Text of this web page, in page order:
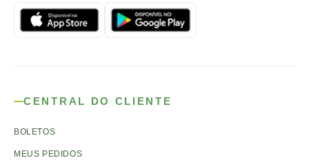
CENTRAL DO CLIENTE
BOLETOS
MEUS PEDIDOS